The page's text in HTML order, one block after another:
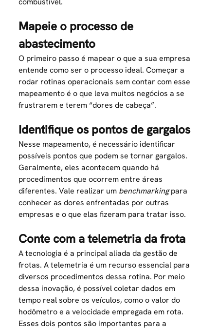
Mapeie o processo de
abastecimento
O primeiro passo é mapear o que a sua empresa
entende como ser o processo ideal. Começar a
rodar rotinas operacionais sem contar com esse
mapeamento é o que leva muitos negócios a se
frustrarem e terem “dores de cabeça”.
Identifique os pontos de gargalos
Nesse mapeamento, é necessário identificar
possíveis pontos que podem se tornar gargalos.
Geralmente, eles acontecem quando há
procedimentos que ocorrem entre áreas
diferentes. Vale realizar um benchmarkingpara
conhecer as dores enfrentadas por outras
empresas e o que elas fizeram para tratar isso.
Conte com a telemetria da frota
A tecnologia é a principal aliada da gestão de
frotas. A telemetria é um recurso essencial para
diversos procedimentos dessa rotina. Por meio
dessa inovação, é possível coletar dados em
tempo real sobre os veículos, como o valor do
hodômetro e a velocidade empregada em rota.
Esses dois pontos são importantes para a